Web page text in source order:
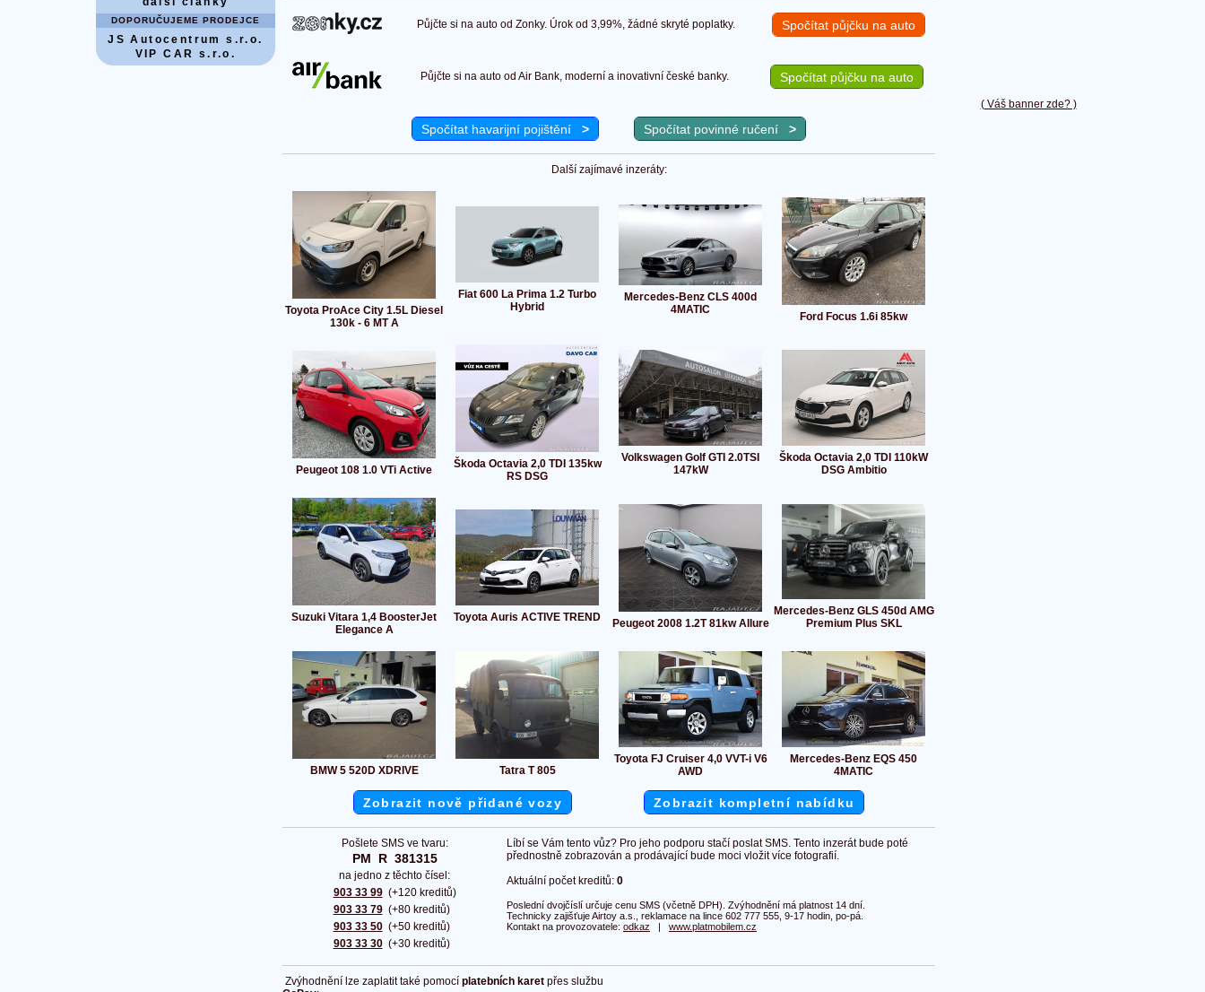
( Váš banner zde? )
DOPORUČUJEME PRODEJCE
JS Autocentrum s.r.o.
VIP CAR s.r.o.
Půjčte si na auto od Zonky. Úrok od 3,99%, žádné skryté poplatky. Spočítat půjčku na auto
Půjčte si na auto od Air Bank, moderní a inovativní české banky. Spočítat půjčku na auto
Spočítat havarijní pojištění > Spočítat povinné ručení >
Další zajímavé inzeráty:
Toyota ProAce City 1.5L Diesel
130k - 6 MT A
Fiat 600 La Prima 1.2 Turbo
Hybrid
Mercedes-Benz CLS 400d
4MATIC
Ford Focus 1.6i 85kw
Peugeot 108 1.0 VTi Active
Škoda Octavia 2,0 TDI 135kw
RS DSG
Volkswagen Golf GTI 2.0TSI
147kW
Škoda Octavia 2,0 TDI 110kW
DSG Ambitio
Suzuki Vitara 1,4 BoosterJet
Elegance A
Toyota Auris ACTIVE TREND Peugeot 2008 1.2T 81kw Allure
Mercedes-Benz GLS 450d AMG
Premium Plus SKL
BMW 5 520D XDRIVE Tatra T 805
Toyota FJ Cruiser 4,0 VVT-i V6
AWD
Mercedes-Benz EQS 450
4MATIC
Zobrazit nově přidané vozy Zobrazit kompletní nabídku
Pošlete SMS ve tvaru:
PM  R  381315
na jedno z těchto čísel:
903 33 99
903 33 79
903 33 50
903 33 30
(+120 kreditů)
(+80 kreditů)
(+50 kreditů)
(+30 kreditů)
Líbí se Vám tento vůz? Pro jeho podporu stačí poslat SMS. Tento inzerát bude poté
přednostně zobrazován a prodávající bude moci vložit více fotografií.
Aktuální počet kreditů: 0
Poslední dvojčíslí určuje cenu SMS (včetně DPH). Zvýhodnění má platnost 14 dní.
Technicky zajišťuje Airtoy a.s., reklamace na lince 602 777 555, 9-17 hodin, po-pá.
Kontakt na provozovatele: odkaz | www.platmobilem.cz
Zvýhodnění lze zaplatit také pomocí platebních karet přes službu